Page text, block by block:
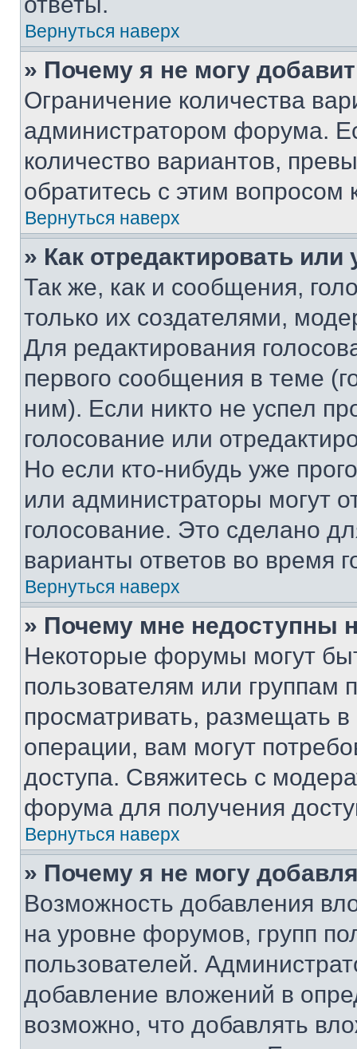
Вернуться наверх
» Почему я не могу
Ограничение количества
администратором форума.
количество вариантов,
обратитесь с этим вопросом
Вернуться наверх
» Как отредактировать
Так же, как и сообщения,
только их создателями,
Для редактирования
первого сообщения в теме
ним). Если никто не успел
голосование или
Но если кто-нибудь уже
или администраторы могут
голосование. Это сделано
варианты ответов во время
Вернуться наверх
» Почему мне недоступны
Некоторые форумы могут
пользователям или группам
просматривать, размещать
операции, вам могут
доступа. Свяжитесь с
форума для получения
Вернуться наверх
» Почему я не могу
Возможность добавления
на уровне форумов, групп
пользователей.
добавление вложений в
возможно, что добавлять